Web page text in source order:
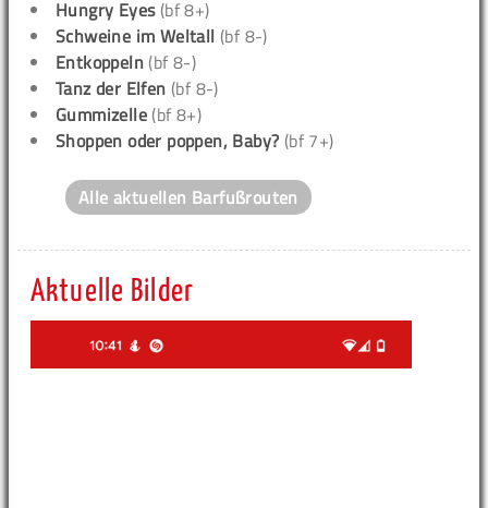
Hungry Eyes(bf 8+)
Schweine im Weltall (bf 8-)
Entkoppeln (bf 8-)
Tanz der Elfen (bf 8-)
Gummizelle (bf 8+)
Shoppen oder poppen, Baby? (bf 7+)
Alle aktuellen Barfußrouten
Aktuelle Bilder